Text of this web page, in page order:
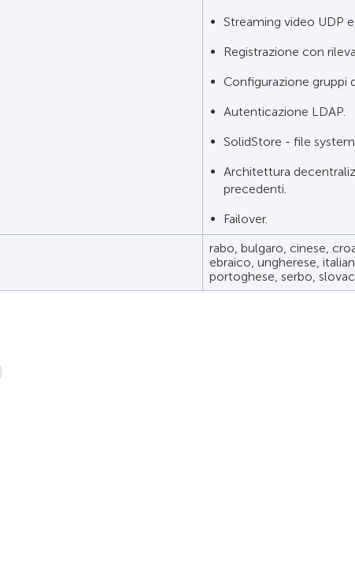
Streaming video UDP
Registrazione con
Configurazione gruppi
Autenticazione LDAP.
SolidStore - file
Architettura
precedenti.
Failover.
rabo, bulgaro, cinese,
ebraico, ungherese,
portoghese, serbo,